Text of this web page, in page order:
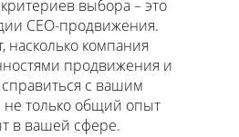
выбора – это
СЕО-продвижения.
насколько компания
продвижения и
с вашим
только общий опыт
в вашей сфере.